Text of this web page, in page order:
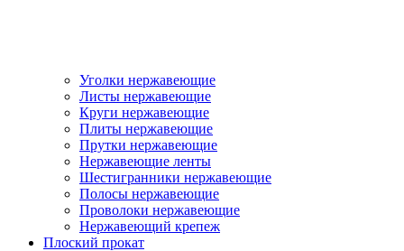
Уголки нержавеющие
Листы нержавеющие
Круги нержавеющие
Плиты нержавеющие
Прутки нержавеющие
Нержавеющие ленты
Шестигранники нержавеющие
Полосы нержавеющие
Проволоки нержавеющие
Нержавеющий крепеж
Плоский прокат